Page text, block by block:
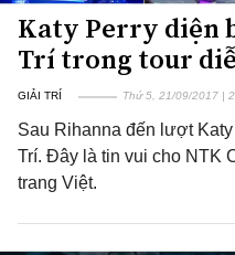
Katy Perry diện
Trí trong tour
GIẢI TRÍ Thứ 5, 21/09/2017 |
Sau Rihanna đến lượt
Trí. Đây là tin vui cho NTK
trang Việt.